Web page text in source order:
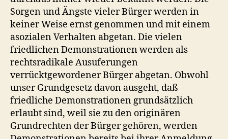
Sorgen und Ängste vieler Bürger werden in
keiner Weise ernst genommen und mit einem
asozialen Verhalten abgetan. Die vielen
friedlichen Demonstrationen werden als
rechtsradikale Ausuferungen
verrücktgewordener Bürger abgetan. Obwohl
unser Grundgesetz davon ausgeht, daß
friedliche Demonstrationen grundsätzlich
erlaubt sind, weil sie zu den originären
Grundrechten der Bürger gehören, werden